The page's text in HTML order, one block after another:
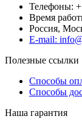
Телефоны:
Время
Россия,
E-mail:
Полезные ссылки
Способы
Способы
Наша гарантия